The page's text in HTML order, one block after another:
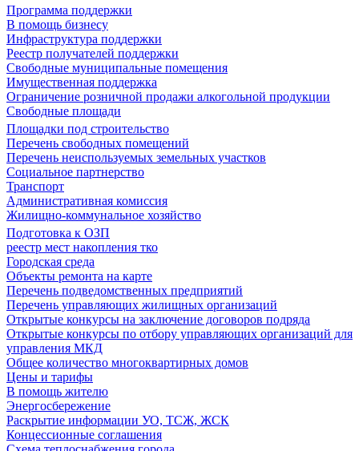
Программа поддержки
В помощь бизнесу
Инфраструктура поддержки
Реестр получателей поддержки
Свободные муниципальные помещения
Имущественная поддержка
Ограничение розничной продажи алкогольной продукции
Свободные площади
Площадки под строительство
Перечень свободных помещений
Перечень неиспользуемых земельных участков
Социальное партнерство
Транспорт
Административная комиссия
Жилищно-коммунальное хозяйство
Подготовка к ОЗП
реестр мест накопления тко
Городская среда
Объекты ремонта на карте
Перечень подведомственных предприятий
Перечень управляющих жилищных организаций
Открытые конкурсы на заключение договоров подряда
Открытые конкурсы по отбору управляющих организаций для
управления МКД
Общее количество многоквартирных домов
Цены и тарифы
В помощь жителю
Энергосбережение
Раскрытие информации УО, ТСЖ, ЖСК
Концессионные соглашения